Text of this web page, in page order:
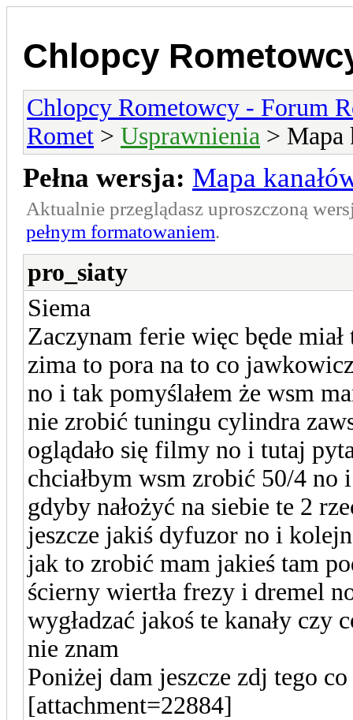
Chlopcy
Chlopcy Rometowcy - Forum
Romet > Usprawnienia > Mapa
Pełna wersja: Mapa
Aktualnie przeglądasz uproszczoną
pełnym formatowaniem.
pro_siaty
Siema
Zaczynam ferie więc będe
zima to pora na to co
no i tak pomyślałem że wsm
nie zrobić tuningu cylindra
oglądało się filmy no i tutaj
chciałbym wsm zrobić 50/4 no i
gdyby nałożyć na siebie te 2
jeszcze jakiś dyfuzor no i
jak to zrobić mam jakieś tam
ścierny wiertła frezy i dremel
wygładzać jakoś te kanały czy
nie znam
Poniżej dam jeszcze zdj tego
[attachment=22884]